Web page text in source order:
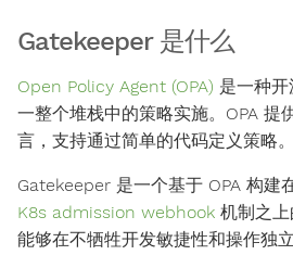
Gatekeeper 是什么
Open Policy Agent (OPA) 是一种
一整个堆栈中的策略实施。OPA 提
言，支持通过简单的代码定义策略。
Gatekeeper 是一个基于 OPA 构建
K8s admission webhook 机制之上
能够在不牺牲开发敏捷性和操作独